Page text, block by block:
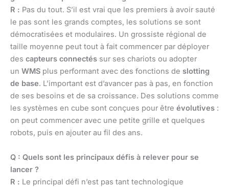
R : Pas du tout. S’il est vrai que les premiers à avoir sauté
le pas sont les grands comptes, les solutions se sont
démocratisées et modulaires. Un grossiste régional de
taille moyenne peut tout à fait commencer par déployer
des capteurs connectés sur ses chariots ou adopter
un WMS plus performant avec des fonctions de slotting
de base. L’important est d’avancer pas à pas, en fonction
de ses besoins et de sa croissance. Des solutions comme
les systèmes en cube sont conçues pour être évolutives :
on peut commencer avec une petite grille et quelques
robots, puis en ajouter au fil des ans.
Q : Quels sont les principaux défis à relever pour se
lancer ?
R : Le principal défi n’est pas tant technologique